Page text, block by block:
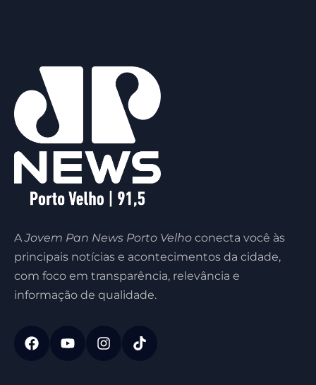
AJovem Pan News Porto Velho conecta você às
principais notícias e acontecimentos da cidade,
com foco em transparência, relevância e
informação de qualidade.